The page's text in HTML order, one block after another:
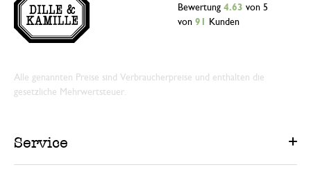
Bewertung 4.63 von 5
von 91 Kunden
Alle genannten Preise sind Verbraucherpreise und enthalten die
gesetzliche Mehrwertsteuer.
Service